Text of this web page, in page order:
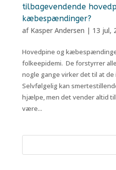
tilbagevendende
kæbespændinger?
af Kasper Andersen | 13 jul,
Hovedpine og
folkeepidemi. De forstyrrer
nogle gange virker det til at de
Selvfølgelig kan
hjælpe, men det vender altid
være...